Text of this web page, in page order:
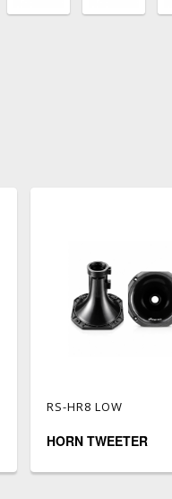
RS-HR8 LOW
HORN TWEETER